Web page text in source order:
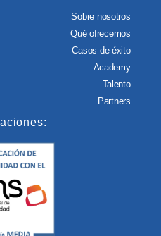
Sobre nosotros
Qué ofrecemos
Casos de éxito
Academy
Talento
Partners